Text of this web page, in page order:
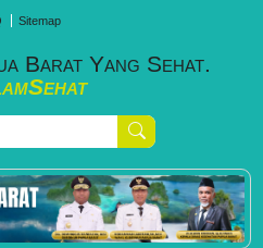
Sitemap
Barat Yang Sehat.